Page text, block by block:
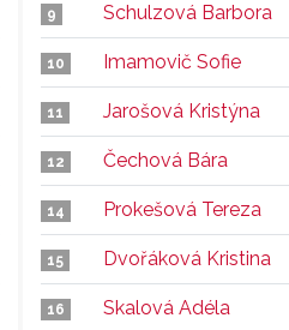
9 Schulzová Barbora
10 Imamovič Sofie
11 Jarošová Kristýna
12 Čechová Bára
14 Prokešová Tereza
15 Dvořáková Kristina
16 Skalová Adéla